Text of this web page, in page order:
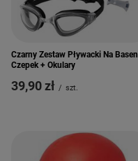
Czarny Zestaw Pływacki Na Basen
Czepek + Okulary
39,90 zł / szt.